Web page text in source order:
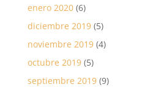
enero 2020(6)
diciembre 2019(5)
noviembre 2019(4)
octubre 2019(5)
septiembre 2019(9)